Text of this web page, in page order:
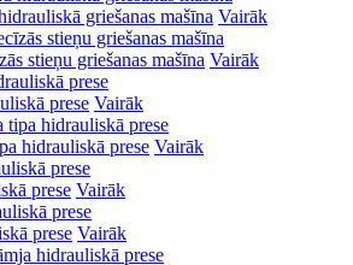
griešanas mašīna Vairāk
stieņu griešanas mašīna Vairāk
prese Vairāk
hidrauliskā prese Vairāk
prese Vairāk
prese Vairāk